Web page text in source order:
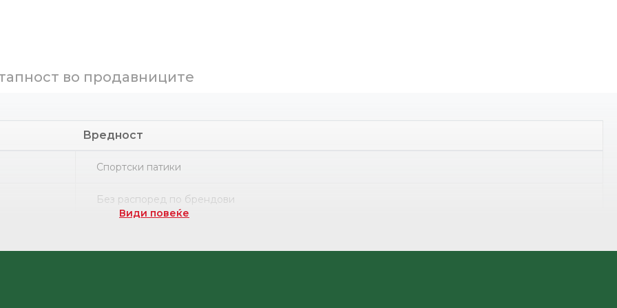
во продавниците
Вредност
Спортски патики
Без распоред по брендови
Види повеќе